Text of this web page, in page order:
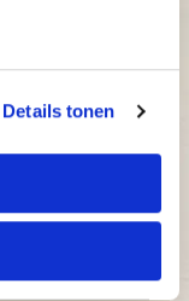
Details tonen